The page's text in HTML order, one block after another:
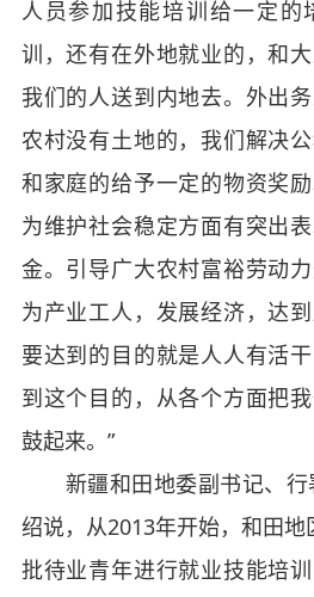
人员参加技能培训给一定的
训，还有在外地就业的，和
我们的人送到内地去。外出
农村没有土地的，我们解决
和家庭的给予一定的物资奖
为维护社会稳定方面有突出
金。引导广大农村富裕劳动
为产业工人，发展经济，达
要达到的目的就是人人有活
到这个目的，从各个方面把
鼓起来。”
新疆和田地委副书记、行
绍说，从2013年开始，和田
批待业青年进行就业技能培